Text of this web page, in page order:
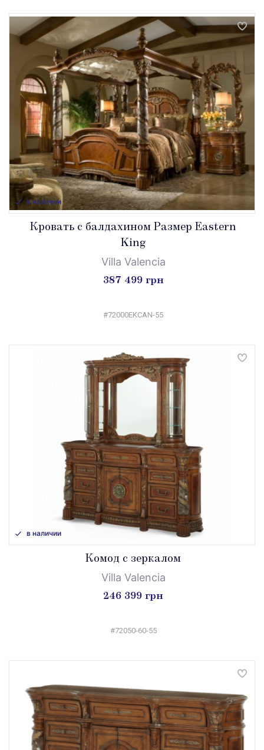
в наличии
Кровать с балдахином Размер Eastern
King
Villa Valencia
387 499 грн
#72000EKCAN-55
в наличии
Комод с зеркалом
Villa Valencia
246 399 грн
#72050-60-55